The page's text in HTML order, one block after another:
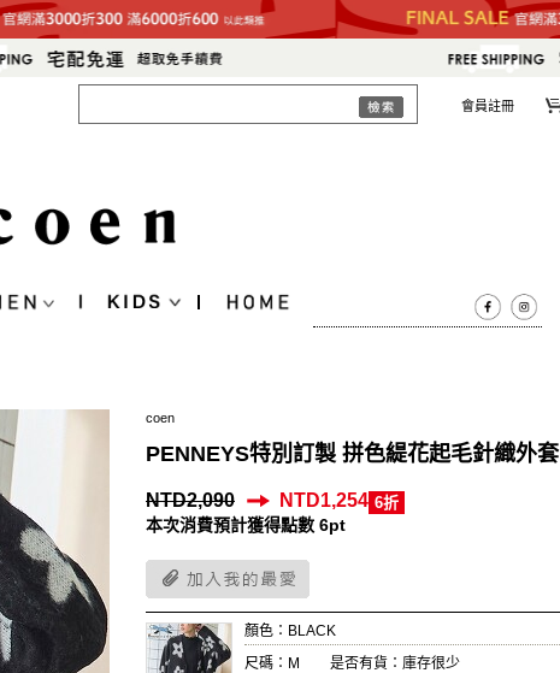
會員註冊
coen
PENNEYS特別訂製 拼色緹花起毛針織外套
NTD2,090 NTD1,254 6折
本次消費預計獲得點數 6pt
顏色：BLACK
尺碼：M
是否有貨：庫存很少